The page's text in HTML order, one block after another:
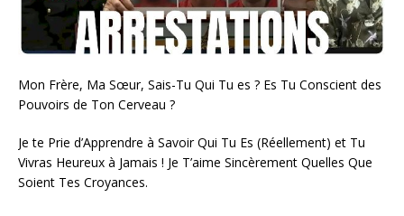
Mon Frère, Ma Sœur, Sais-Tu Qui Tu es ? Es Tu Conscient des
Pouvoirs de Ton Cerveau ?
Je te Prie d’Apprendre à Savoir Qui Tu Es (Réellement) et Tu
Vivras Heureux à Jamais ! Je T’aime Sincèrement Quelles Que
Soient Tes Croyances.